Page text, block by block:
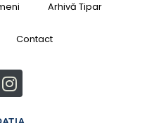
Arhivă Tipar
Contact